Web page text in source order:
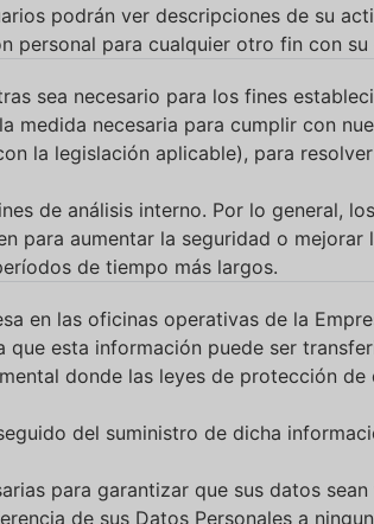
podrán ver descripciones de su
personal para cualquier otro fin con su
sea necesario para los fines
medida necesaria para cumplir con
la legislación aplicable), para
de análisis interno. Por lo general,
para aumentar la seguridad o
de tiempo más largos.
en las oficinas operativas de la
esta información puede ser
donde las leyes de protección
del suministro de dicha
para garantizar que sus datos
de sus Datos Personales a